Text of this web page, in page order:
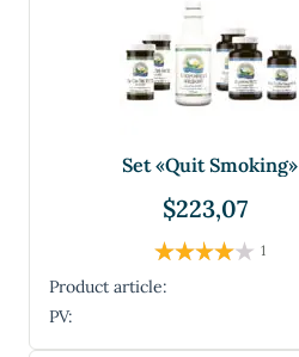
Set «Quit Smoking»
$223,07
1
Product article:
PV: